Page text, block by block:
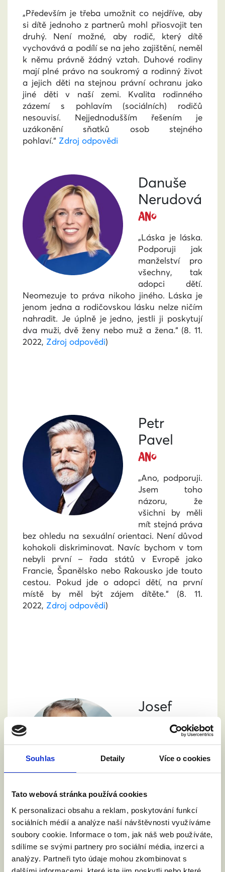
Souhlas Detaily Více o cookies
Tato webová stránka používá cookies
K personalizaci obsahu a reklam, poskytování funkcí
sociálních médií a analýze naší návštěvnosti využíváme
soubory cookie. Informace o tom, jak náš web používáte,
sdílíme se svými partnery pro sociální média, inzerci a
analýzy. Partneři tyto údaje mohou zkombinovat s
„Především je třeba umožnit co nejdříve, aby
si dítě jednoho z partnerů mohl přiosvojit ten
druhý. Není možné, aby rodič, který dítě
vychovává a podílí se na jeho zajištění, neměl
k němu právně žádný vztah. Duhové rodiny
mají plné právo na soukromý a rodinný život
a jejich děti na stejnou právní ochranu jako
jiné děti v naší zemi. Kvalita rodinného
zázemí s pohlavím (sociálních) rodičů
nesouvisí. Nejjednodušším řešením je
uzákonění sňatků osob stejného
pohlaví.“ Zdroj odpovědi
Danuše
Nerudová
ANO
„Láska je láska.
Podporuji jak
manželství pro
všechny, tak
adopci dětí.
Neomezuje to práva nikoho jiného. Láska je
jenom jedna a rodičovskou lásku nelze ničím
nahradit. Je úplně je jedno, jestli ji poskytují
dva muži, dvě ženy nebo muž a žena.“ (8. 11.
2022, Zdroj odpovědi)
Petr
Pavel
ANO
„Ano, podporuji.
Jsem toho
názoru, že
všichni by měli
mít stejná práva
bez ohledu na sexuální orientaci. Není důvod
kohokoli diskriminovat. Navíc bychom v tom
nebyli první – řada států v Evropě jako
Francie, Španělsko nebo Rakousko jde touto
cestou. Pokud jde o adopci dětí, na první
místě by měl být zájem dítěte.“ (8. 11.
2022, Zdroj odpovědi)
Josef
Středula
prezidenta 8. 1.
2023. Své
a
podporovatelky
vyzval k podpoře Danuše Nerudové.
ANO
„Myslím si, že bychom těmto párům měli